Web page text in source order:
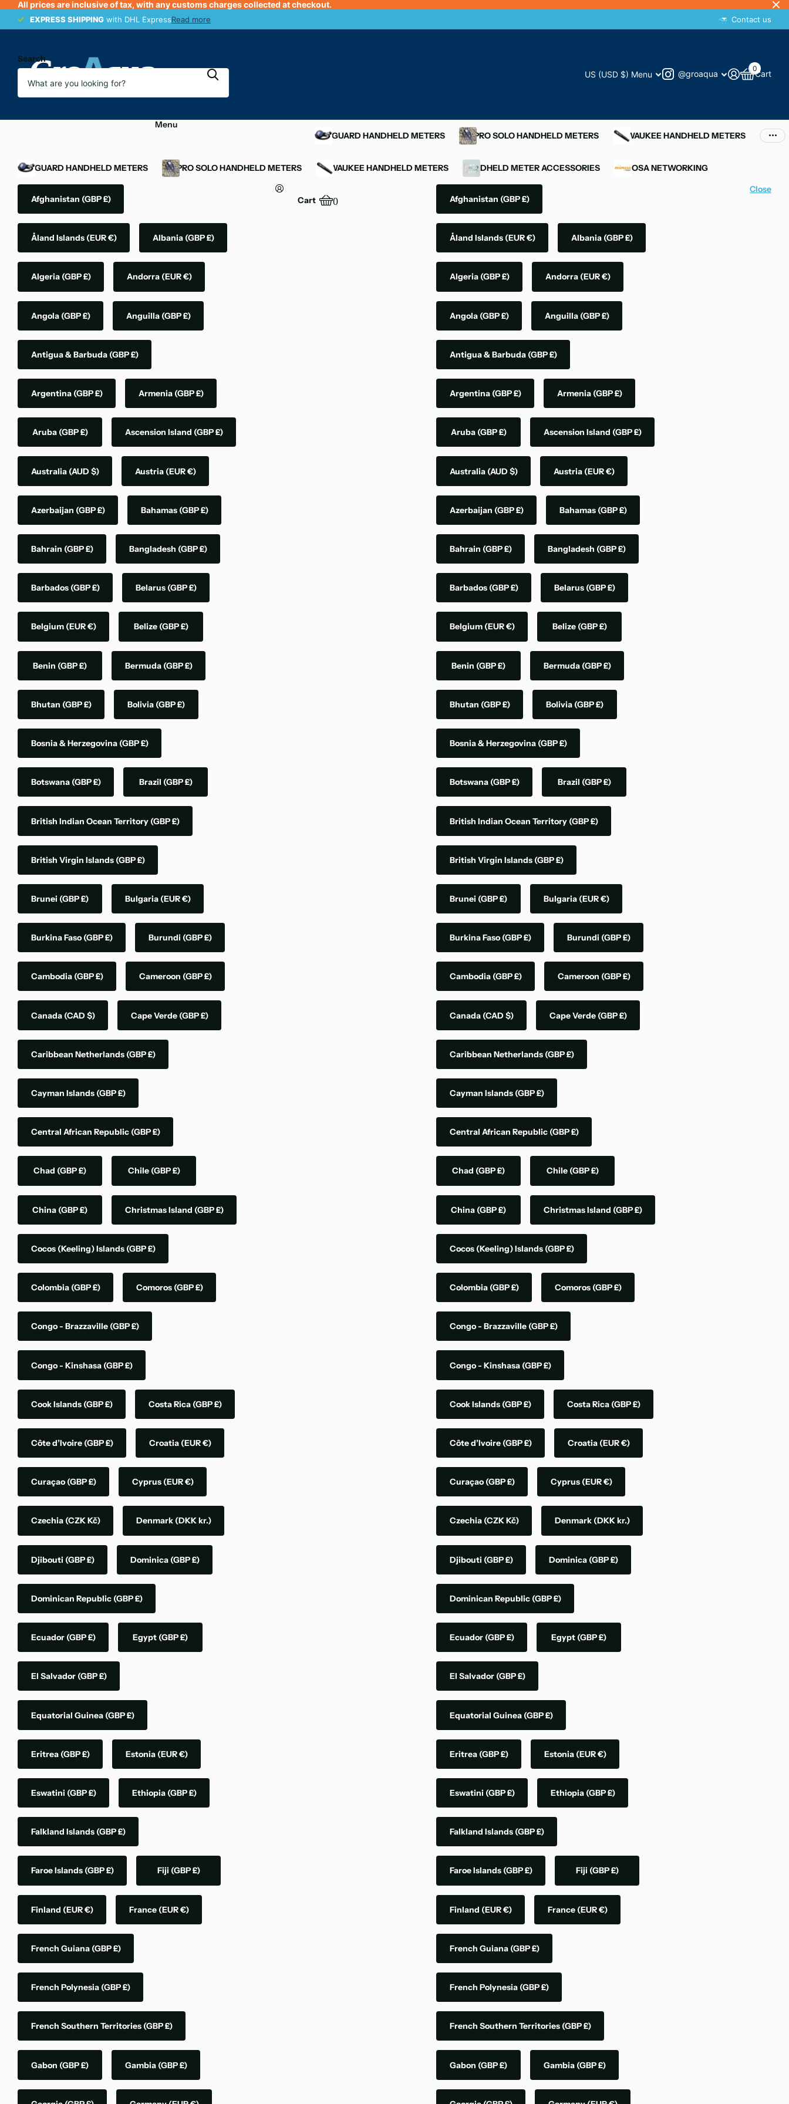
All prices are inclusive of tax, with any customs charges collected at checkout.
EXPRESS SHIPPING with DHL ExpressRead more
EXPRESS SHIPPING Contact us
Search
US (USD $) Menu @groaqua Cart
0
Menu
OXYGUARD HANDHELD METERS
YSI PRO SOLO HANDHELD METERS MILWAUKEE HANDHELD METERS
OXYGUARD HANDHELD METERS YSI PRO SOLO HANDHELD METERS MILWAUKEE HANDHELD METERS HANDHELD METER ACCESSORIES MIMOSA NETWORKING
Afghanistan (GBP £)
Åland Islands (EUR €) Albania (GBP £)
Algeria (GBP £) Andorra (EUR €)
Angola (GBP £) Anguilla (GBP £)
Antigua & Barbuda (GBP £)
Argentina (GBP £) Armenia (GBP £)
Aruba (GBP £) Ascension Island (GBP £)
Australia (AUD $) Austria (EUR €)
Azerbaijan (GBP £) Bahamas (GBP £)
Bahrain (GBP £) Bangladesh (GBP £)
Barbados (GBP £) Belarus (GBP £)
Belgium (EUR €) Belize (GBP £)
Benin (GBP £) Bermuda (GBP £)
Bhutan (GBP £) Bolivia (GBP £)
Bosnia & Herzegovina (GBP £)
Botswana (GBP £) Brazil (GBP £)
British Indian Ocean Territory (GBP £)
British Virgin Islands (GBP £)
Brunei (GBP £) Bulgaria (EUR €)
Burkina Faso(GBP £) Burundi (GBP £)
Cambodia (GBP £) Cameroon (GBP £)
Canada (CAD $) Cape Verde (GBP £)
Caribbean Netherlands (GBP £)
Cayman Islands (GBP £)
Central African Republic (GBP £)
Chad (GBP £) Chile (GBP £)
China (GBP £) Christmas Island (GBP £)
Cocos (Keeling) Islands (GBP £)
Colombia (GBP £) Comoros (GBP £)
Congo - Brazzaville (GBP £)
Congo - Kinshasa (GBP £)
Cook Islands (GBP £) Costa Rica (GBP £)
Côte d’Ivoire (GBP £) Croatia (EUR €)
Curaçao(GBP £) Cyprus (EUR €)
Czechia (CZK Kč) Denmark (DKK kr.)
Djibouti (GBP £) Dominica (GBP £)
Dominican Republic (GBP £)
Ecuador (GBP £) Egypt (GBP £)
El Salvador (GBP £)
Equatorial Guinea (GBP £)
Eritrea (GBP £) Estonia (EUR €)
Eswatini (GBP £) Ethiopia (GBP £)
Falkland Islands (GBP £)
Faroe Islands (GBP £) Fiji (GBP £)
Finland (EUR €) France (EUR €)
French Guiana (GBP £)
French Polynesia (GBP £)
French Southern Territories (GBP £)
Gabon (GBP £) Gambia (GBP £)
Cart 0 Afghanistan (GBP £)
Åland Islands (EUR €) Albania (GBP £)
Algeria (GBP £) Andorra (EUR €)
Angola (GBP £) Anguilla (GBP £)
Antigua & Barbuda (GBP £)
Argentina (GBP £) Armenia (GBP £)
Aruba (GBP £) Ascension Island (GBP £)
Australia (AUD $) Austria (EUR €)
Azerbaijan (GBP £) Bahamas (GBP £)
Bahrain (GBP £) Bangladesh (GBP £)
Barbados (GBP £) Belarus (GBP £)
Belgium (EUR €) Belize (GBP £)
Benin (GBP £) Bermuda (GBP £)
Bhutan (GBP £) Bolivia (GBP £)
Bosnia & Herzegovina (GBP £)
Botswana (GBP £) Brazil (GBP £)
British Indian Ocean Territory (GBP £)
British Virgin Islands (GBP £)
Brunei (GBP £) Bulgaria (EUR €)
Burkina Faso(GBP £) Burundi (GBP £)
Cambodia (GBP £) Cameroon (GBP £)
Canada (CAD $) Cape Verde (GBP £)
Caribbean Netherlands (GBP £)
Cayman Islands (GBP £)
Central African Republic (GBP £)
Chad (GBP £) Chile (GBP £)
China (GBP £) Christmas Island (GBP £)
Cocos (Keeling) Islands (GBP £)
Colombia (GBP £) Comoros (GBP £)
Congo - Brazzaville (GBP £)
Congo - Kinshasa (GBP £)
Cook Islands (GBP £) Costa Rica (GBP £)
Côte d’Ivoire (GBP £) Croatia (EUR €)
Curaçao(GBP £) Cyprus (EUR €)
Czechia (CZK Kč) Denmark (DKK kr.)
Djibouti (GBP £) Dominica (GBP £)
Dominican Republic (GBP £)
Ecuador (GBP £) Egypt (GBP £)
El Salvador (GBP £)
Equatorial Guinea (GBP £)
Eritrea (GBP £) Estonia (EUR €)
Eswatini (GBP £) Ethiopia (GBP £)
Falkland Islands (GBP £)
Faroe Islands (GBP £) Fiji (GBP £)
Finland (EUR €) France (EUR €)
French Guiana (GBP £)
French Polynesia (GBP £)
French Southern Territories (GBP £)
Gabon (GBP £) Gambia (GBP £)
Close